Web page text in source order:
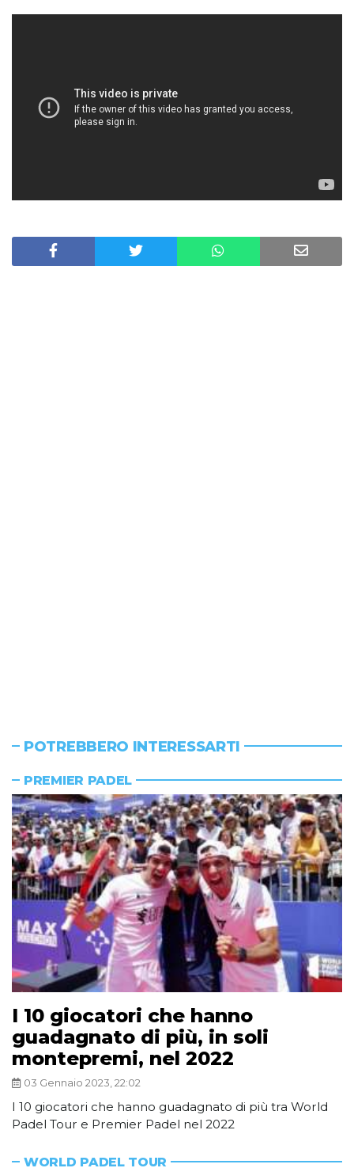
POTREBBERO INTERESSARTI
PREMIER PADEL
I 10 giocatori che hanno
guadagnato di più, in soli
montepremi, nel 2022
03 Gennaio 2023, 22:02
I 10 giocatori che hanno guadagnato di più tra World
Padel Tour e Premier Padel nel 2022
WORLD PADEL TOUR